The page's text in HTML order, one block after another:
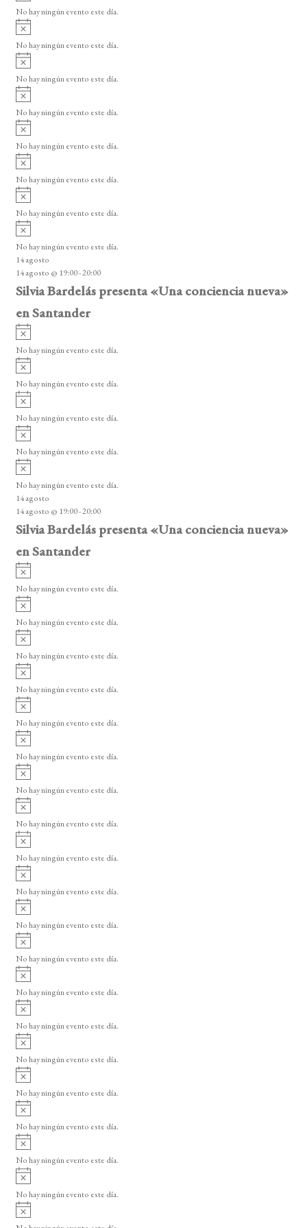
v
e
n
t
o
s
o
v
i
o
No hay ningún evento este día.
A
v
i
o
No hay ningún evento este día.
A
v
i
o
No hay ningún evento este día.
A
v
i
o
No hay ningún evento este día.
A
v
i
o
No hay ningún evento este día.
A
v
i
o
No hay ningún evento este día.
A
v
i
o
No hay ningún evento este día.
A
v
i
s
o
No hay ningún evento este día.
14 agosto
14 agosto @ 19:00-20:00
Silvia Bardelás presenta «Una conciencia nueva»
en Santander
A
v
i
o
No hay ningún evento este día.
A
v
i
o
No hay ningún evento este día.
A
v
i
o
No hay ningún evento este día.
A
v
i
o
No hay ningún evento este día.
A
v
i
s
o
No hay ningún evento este día.
14 agosto
14 agosto @ 19:00-20:00
Silvia Bardelás presenta «Una conciencia nueva»
en Santander
A
v
i
o
No hay ningún evento este día.
A
v
i
o
No hay ningún evento este día.
A
v
i
o
No hay ningún evento este día.
A
v
i
o
No hay ningún evento este día.
A
v
i
o
No hay ningún evento este día.
A
v
i
o
No hay ningún evento este día.
A
v
i
o
No hay ningún evento este día.
A
v
i
o
No hay ningún evento este día.
A
v
i
o
No hay ningún evento este día.
A
v
i
o
No hay ningún evento este día.
A
v
i
o
No hay ningún evento este día.
A
v
i
o
No hay ningún evento este día.
A
v
i
o
No hay ningún evento este día.
A
v
i
o
No hay ningún evento este día.
A
v
i
o
No hay ningún evento este día.
A
v
i
o
No hay ningún evento este día.
A
v
i
o
No hay ningún evento este día.
A
v
i
o
No hay ningún evento este día.
A
v
i
o
No hay ningún evento este día.
A
v